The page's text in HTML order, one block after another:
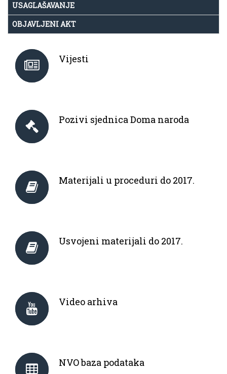
USAGLAŠAVANJE
OBJAVLJENI AKT
Vijesti
Pozivi sjednica Doma naroda
Materijali u proceduri do 2017.
Usvojeni materijali do 2017.
Video arhiva
NVO baza podataka